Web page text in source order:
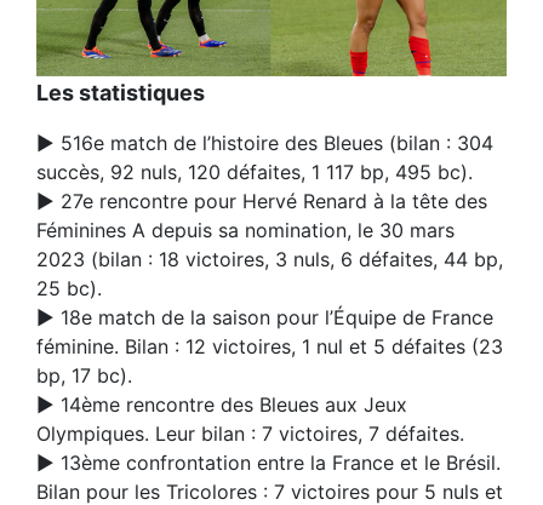
Les statistiques
► 516e match de l’histoire des Bleues (bilan : 304
succès, 92 nuls, 120 défaites, 1 117 bp, 495 bc).
► 27e rencontre pour Hervé Renard à la tête des
Féminines A depuis sa nomination, le 30 mars
2023 (bilan : 18 victoires, 3 nuls, 6 défaites, 44 bp,
25 bc).
► 18e match de la saison pour l’Équipe de France
féminine. Bilan : 12 victoires, 1 nul et 5 défaites (23
bp, 17 bc).
► 14ème rencontre des Bleues aux Jeux
Olympiques. Leur bilan : 7 victoires, 7 défaites.
► 13ème confrontation entre la France et le Brésil.
Bilan pour les Tricolores : 7 victoires pour 5 nuls et